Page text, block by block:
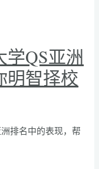
QS亚洲
明智择校
排名中的表现，帮